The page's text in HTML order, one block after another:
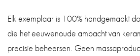
Elk exemplaar is 100% handgemaakt
die het eeuwenoude ambacht van
precisie beheersen. Geen